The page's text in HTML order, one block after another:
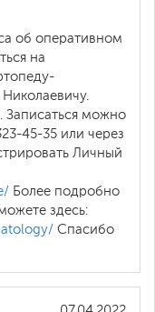
об оперативном
на
Записаться можно
45-35 или через
Личный
Более подробно
здесь:
Спасибо